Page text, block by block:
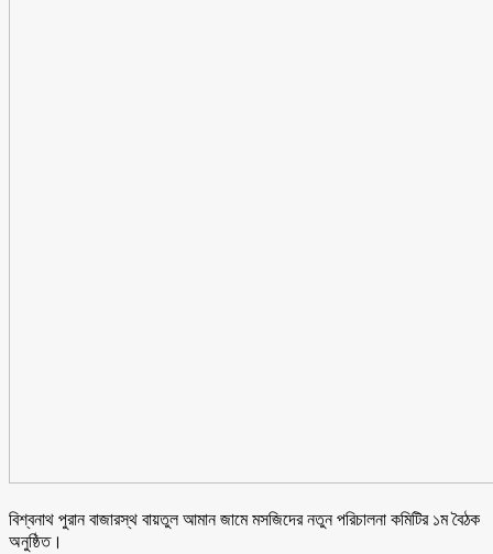
বিশ্বনাথ পুরান বাজারস্থ বায়তুল আমান জামে মসজিদের নতুন পরিচালনা কমিটির ১ম বৈঠক
অনুষ্ঠিত।